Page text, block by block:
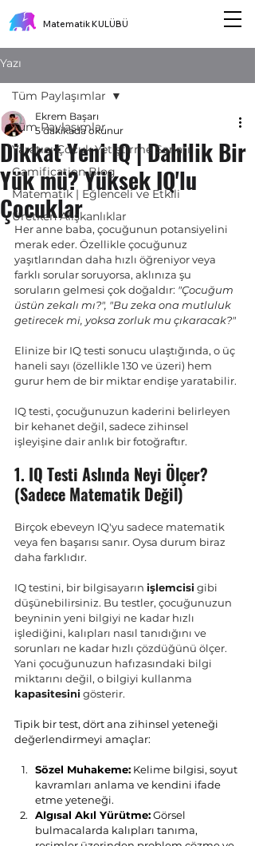
Matematik KULÜBÜ
Yazı
Tüm Paylaşımlar
Yaratıcı Çocuk Yetiştirme Sanatı
Gamification Blog
Matematik | Eğlenceli ve Etkili
Üretken Alışkanlıklar
Tüm Paylaşımlar
Dikkat Yeni IQ | Dahilik Bir
Yük mü? Yüksek IQ'lu
Çocuklar
Ekrem Başarı
5 dakikada okunur
Her anne baba, çocuğunun potansiyelini
merak eder. Özellikle çocuğunuz
yaşıtlarından daha hızlı öğreniyor veya
farklı sorular soruyorsa, aklınıza şu
soruların gelmesi çok doğaldır: "Çocuğum
üstün zekalı mı?", "Bu zeka ona mutluluk
getirecek mi, yoksa zorluk mu çıkaracak?"
Elinize bir IQ testi sonucu ulaştığında, o üç
haneli sayı (özellikle 130 ve üzeri) hem
gurur hem de bir miktar endişe yaratabilir.
IQ testi, çocuğunuzun kaderini belirleyen
bir kehanet değil, sadece zihinsel
işleyişine dair anlık bir fotoğraftır.
1. IQ Testi Aslında Neyi Ölçer?
(Sadece Matematik Değil)
Birçok ebeveyn IQ'yu sadece matematik
veya fen başarısı sanır. Oysa durum biraz
daha farklıdır.
IQ testini, bir bilgisayarın işlemcisi gibi
düşünebilirsiniz. Bu testler, çocuğunuzun
beyninin yeni bilgiyi ne kadar hızlı
işlediğini, kalıpları nasıl tanıdığını ve
sorunları ne kadar hızlı çözdüğünü ölçer.
Yani çocuğunuzun hafızasındaki bilgi
miktarını değil, o bilgiyi kullanma
kapasitesini gösterir.
Tipik bir test, dört ana zihinsel yeteneği
değerlendirmeyi amaçlar:
Sözel Muhakeme: Kelime bilgisi, soyut
kavramları anlama ve kendini ifade
etme yeteneği.
Algısal Akıl Yürütme: Görsel
bulmacalarda kalıpları tanıma,